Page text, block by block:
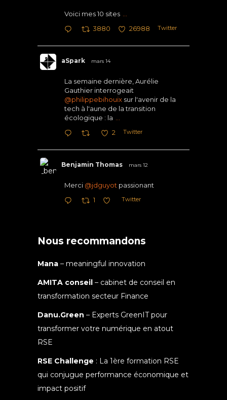
Voici mes 10 sites
3880 26988 Twitter
aSpark mars 14
La semaine dernière, Aurélie
Gauthier interrogeait
@philippebihouix sur l'avenir de la
tech à l'aune de la transition
écologique : la
2 Twitter
Benjamin Thomas mars 12
Merci @jdguyot passionant
1 Twitter
Nous recommandons
Mana – meaningful innovation
AMITA conseil – cabinet de conseil en
transformation secteur Finance
Danu.Green – Experts GreenIT pour
transformer votre numérique en atout
RSE
RSE Challenge : La 1ère formation RSE
qui conjugue performance économique et
impact positif